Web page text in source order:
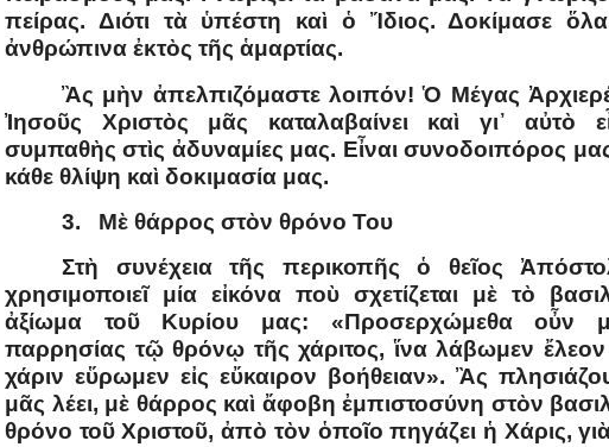
πείρας. Διότι τὰ ὑπέστη καὶ ὁ Ἴδιος. Δοκίμασε
ἀνθρώπινα ἐκτὸς τῆς ἁμαρτίας.
Ἂς μὴν ἀπελπιζόμαστε λοιπόν! Ὁ Μέγας
Ἰησοῦς Χριστὸς μᾶς καταλαβαίνει καὶ γι᾿ αὐτὸ
συμπαθὴς στὶς ἀδυναμίες μας. Εἶναι συνοδοιπόρος
κάθε θλίψη καὶ δοκιμασία μας.
3. Μὲ θάρρος στὸν θρόνο Του
Στὴ συνέχεια τῆς περικοπῆς ὁ θεῖος
χρησιμοποιεῖ μία εἰκόνα ποὺ σχετίζεται μὲ τὸ
ἀξίωμα τοῦ Κυρίου μας: «Προσερχώμεθα οὖν
παρρησίας τῷ θρόνῳ τῆς χάριτος, ἵνα λάβωμεν ἔλεον
χάριν εὕρωμεν εἰς εὔκαιρον βοήθειαν». Ἂς
μᾶς λέει, μὲ θάρρος καὶ ἄφοβη ἐμπιστοσύνη στὸν
θρόνο τοῦ Χριστοῦ, ἀπὸ τὸν ὁποῖο πηγάζει ἡ Χάρις,